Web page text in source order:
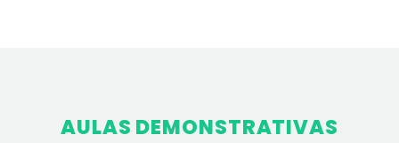
AULAS DEMONSTRATIVAS